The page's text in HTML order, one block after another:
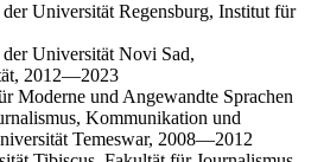
Universität Regensburg, Institut für
Universität Novi Sad,
2012—2023
Moderne und Angewandte Sprachen
Kommunikation und
Temeswar, 2008—2012